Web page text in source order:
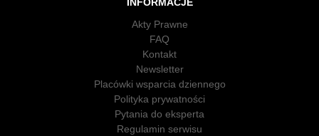
Akty Prawne
FAQ
Kontakt
Newsletter
Placówki wsparcia dziennego
Polityka prywatności
Pytania do eksperta
Regulamin serwisu